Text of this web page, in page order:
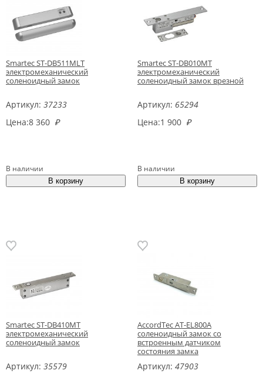
Smartec ST-DB511MLT
электромеханический
соленоидный замок
Артикул: 37233
Цена:8 360 ₽
В наличии
Smartec ST-DB010MT
электромеханический
соленоидный замок врезной
Артикул: 65294
Цена:1 900 ₽
В наличии
Smartec ST-DB410MT
электромеханический
соленоидный замок
Артикул: 35579
AccordTec AT-EL800A
соленоидный замок со
встроенным датчиком
состояния замка
Артикул: 47903